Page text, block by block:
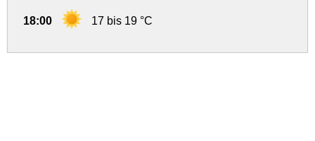
18:00 17 bis 19 °C